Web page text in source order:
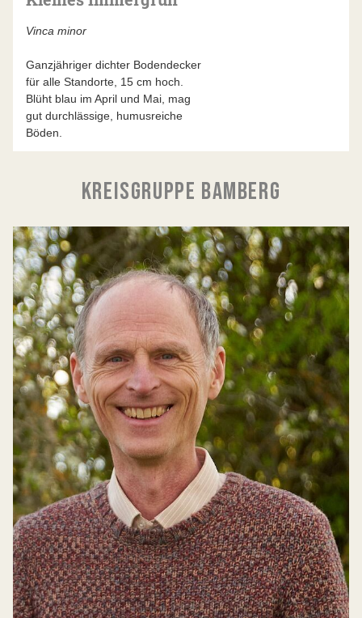
Vinca minor
Ganzjähriger dichter Bodendecker
für alle Standorte, 15 cm hoch.
Blüht blau im April und Mai, mag
gut durchlässige, humusreiche
Böden.
KREISGRUPPE BAMBERG